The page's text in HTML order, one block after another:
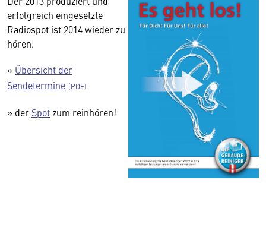
erfolgreich eingesetzte
Radiospot ist 2014 wieder zu
hören.
» Übersicht der
Sendetermine
» der Spot zum reinhören!